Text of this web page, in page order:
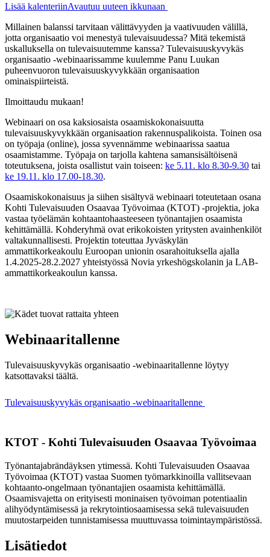
Lisää kalenteriinAvautuu uuteen ikkunaan
Millainen balanssi tarvitaan välittävyyden ja vaativuuden välillä,
jotta organisaatio voi menestyä tulevaisuudessa? Mitä tekemistä
uskalluksella on tulevaisuutemme kanssa? Tulevaisuuskyvykäs
organisaatio -webinaarissamme kuulemme Panu Luukan
puheenvuoron tulevaisuuskyvykkään organisaation
ominaispiirteistä.
Ilmoittaudu mukaan!
Webinaari on osa kaksiosaista osaamiskokonaisuutta
tulevaisuuskyvykkään organisaation rakennuspalikoista. Toinen osa
on työpaja (online), jossa syvennämme webinaarissa saatua
osaamistamme. Työpaja on tarjolla kahtena samansisältöisenä
toteutuksena, joista osallistut vain toiseen: ke 5.11. klo 8.30-9.30 tai
ke 19.11. klo 17.00-18.30.
Osaamiskokonaisuus ja siihen sisältyvä webinaari toteutetaan osana
Kohti Tulevaisuuden Osaavaa Työvoimaa (KTOT) -projektia, joka
vastaa työelämän kohtaantohaasteeseen työnantajien osaamista
kehittämällä. Kohderyhmä ovat erikokoisten yritysten avainhenkilöt
valtakunnallisesti. Projektin toteuttaa Jyväskylän
ammattikorkeakoulu Euroopan unionin osarahoituksella ajalla
1.4.2025-28.2.2027 yhteistyössä Novia yrkeshögskolanin ja LAB-
ammattikorkeakoulun kanssa.
Webinaaritallenne
Tulevaisuuskyvykäs organisaatio -webinaaritallenne löytyy
katsottavaksi täältä.
Tulevaisuuskyvykäs organisaatio -webinaaritallenne
KTOT - Kohti Tulevaisuuden Osaavaa Työvoimaa
Työnantajabrändäyksen ytimessä. Kohti Tulevaisuuden Osaavaa
Työvoimaa (KTOT) vastaa Suomen työmarkkinoilla vallitsevaan
kohtaanto-ongelmaan työnantajien osaamista kehittämällä.
Osaamisvajetta on erityisesti moninaisen työvoiman potentiaalin
alihyödyntämisessä ja rekrytointiosaamisessa sekä tulevaisuuden
muutostarpeiden tunnistamisessa muuttuvassa toimintaympäristössä.
Lisätiedot